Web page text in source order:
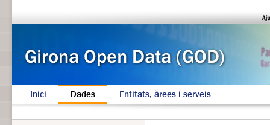
Inici Dades Entitats, àrees i serveis